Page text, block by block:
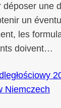
déposer une
un
les
doivent…